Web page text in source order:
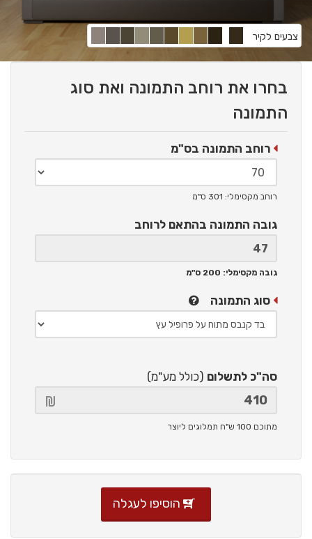
צבעים לקיר
בחרו את רוחב התמונה ואת סוג
התמונה
רוחב התמונה בס"מ
רוחב מקסימלי: 301 ס"מ
גובה התמונה בהתאם לרוחב
גובה מקסימלי: 200 ס"מ
סוג התמונה
סה"כ לתשלום (כולל מע"מ)
מתוכם 100 ש"ח תמלוגים ליוצר
הוסיפו לעגלה